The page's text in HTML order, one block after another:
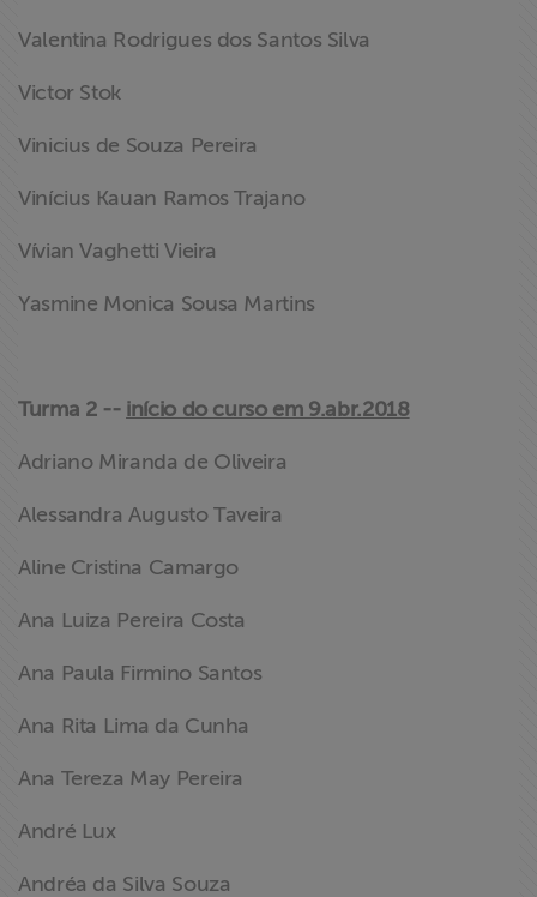
Valentina Rodrigues dos Santos Silva
Victor Stok
Vinicius de Souza Pereira
Vinícius Kauan Ramos Trajano
Vívian Vaghetti Vieira
Yasmine Monica Sousa Martins
Turma 2 -- início do curso em 9.abr.2018
Adriano Miranda de Oliveira
Alessandra Augusto Taveira
Aline Cristina Camargo
Ana Luiza Pereira Costa
Ana Paula Firmino Santos
Ana Rita Lima da Cunha
Ana Tereza May Pereira
André Lux
Andréa da Silva Souza